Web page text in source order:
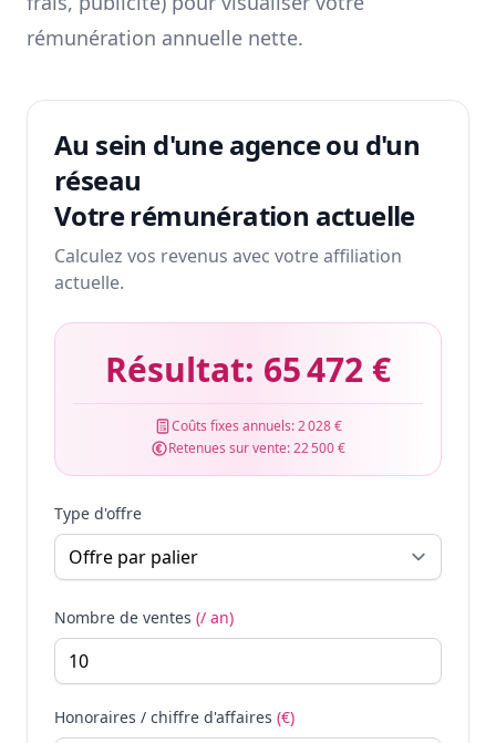
rémunération annuelle nette.
Au sein d'une agence ou d'un
réseau
Votre rémunération actuelle
Calculez vos revenus avec votre affiliation
actuelle.
Résultat: 65 472 €
Coûts fixes annuels:2 028 €
Retenues sur vente:22 500 €
Type d'offre
Nombre de ventes (/ an)
Honoraires / chiffre d'affaires (€)